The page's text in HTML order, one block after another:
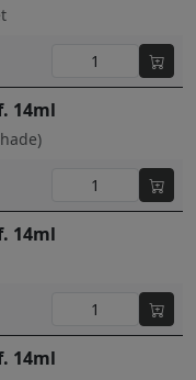
14ml
14ml
14ml